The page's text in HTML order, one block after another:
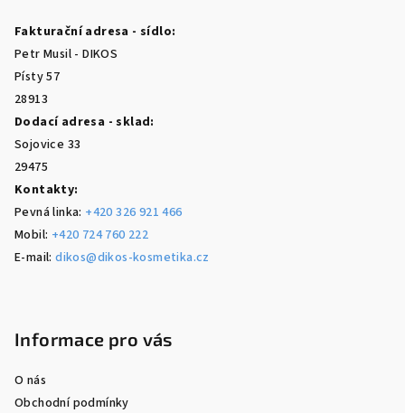
Fakturační adresa - sídlo:
Petr Musil - DIKOS
Písty 57
28913
Dodací adresa - sklad:
Sojovice 33
29475
Kontakty:
Pevná linka: +420 326 921 466
Mobil: +420 724 760 222
E-mail:dikos@dikos-kosmetika.cz
Informace pro vás
O nás
Obchodní podmínky